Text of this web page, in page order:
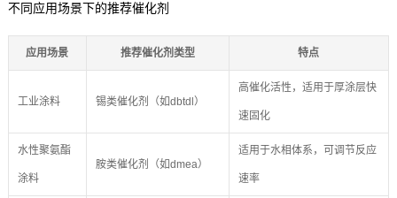
不同应用场景下的推荐催化剂
应用场景 推荐催化剂类型 特点
工业涂料 锡类催化剂（如dbtdl）
高催化活性，适用于厚涂层快
速固化
水性聚氨酯
涂料
胺类催化剂（如dmea）
适用于水相体系，可调节反应
速率